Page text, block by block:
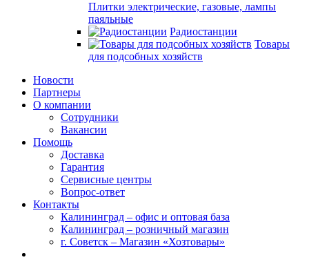
Плитки электрические, газовые, лампы
паяльные
Радиостанции
Товары
для подсобных хозяйств
Новости
Партнеры
О компании
Сотрудники
Вакансии
Помощь
Доставка
Гарантия
Сервисные центры
Вопрос-ответ
Контакты
Калининград – офис и оптовая база
Калининград – розничный магазин
г. Советск – Магазин «Хозтовары»